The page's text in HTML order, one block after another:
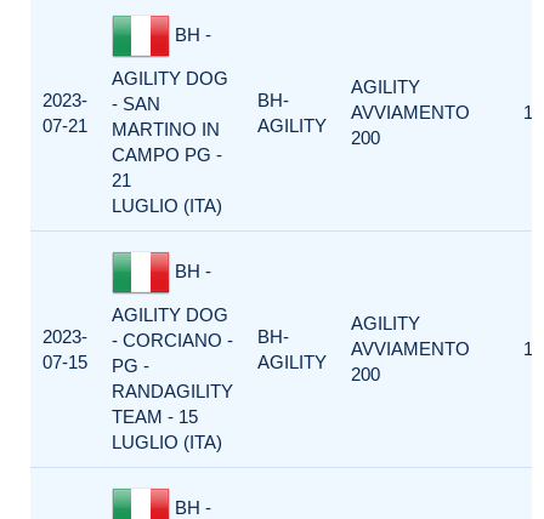
2023-
07-21
BH -
AGILITY DOG
- SAN
MARTINO IN
CAMPO PG -
21
LUGLIO (ITA)
BH-
AGILITY
AGILITY
AVVIAMENTO
200
1
2023-
07-15
BH -
AGILITY DOG
- CORCIANO -
PG -
RANDAGILITY
TEAM - 15
LUGLIO (ITA)
BH-
AGILITY
AGILITY
AVVIAMENTO
200
1
BH -